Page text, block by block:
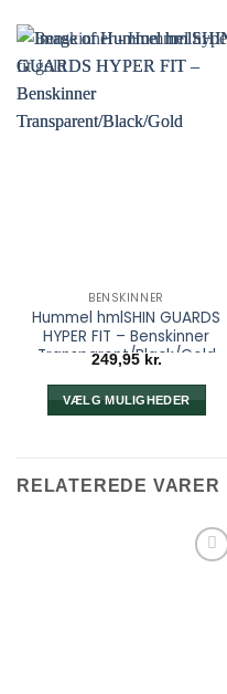
BENSKINNER
Hummel hmlSHIN GUARDS
HYPER FIT – Benskinner
Transparent/Black/Gold
249,95 kr.
VÆLG MULIGHEDER
flere
Mulighederne
RELATEREDE VARER